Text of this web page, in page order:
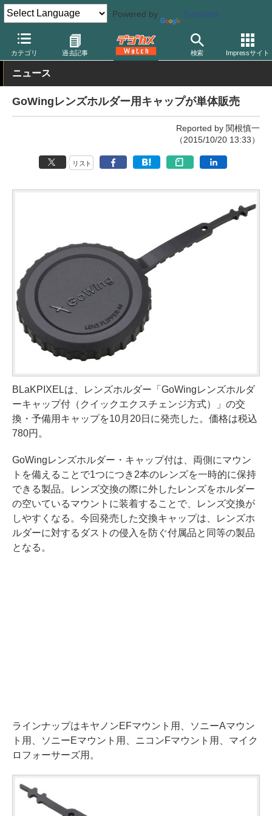
Powered by Translate
カテゴリ 過去記事 検索 Impressサイト
デジカメ Watch その他
ニュース
GoWingレンズホルダー用キャップが単体販売
Reported by 関根慎一
（2015/10/20 13:33）
リスト
BLaKPIXELは、レンズホルダー「GoWingレンズホルダ
ーキャップ付（クイックエクスチェンジ方式）」の交
換・予備用キャップを10月20日に発売した。価格は税込
780円。
GoWingレンズホルダー・キャップ付は、両側にマウン
トを備えることで1つにつき2本のレンズを一時的に保持
できる製品。レンズ交換の際に外したレンズをホルダー
の空いているマウントに装着することで、レンズ交換が
しやすくなる。今回発売した交換キャップは、レンズホ
ルダーに対するダストの侵入を防ぐ付属品と同等の製品
となる。
ラインナップはキヤノンEFマウント用、ソニーAマウン
ト用、ソニーEマウント用、ニコンFマウント用、マイク
ロフォーサーズ用。